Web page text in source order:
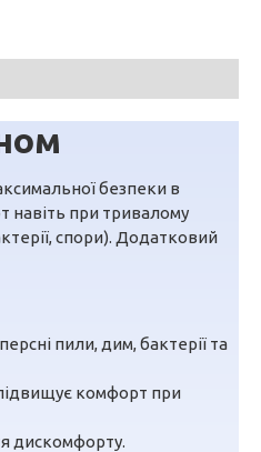
безпеки в
навіть при тривалому
спори). Додатковий
пили, дим, бактерії та
комфорт при
дискомфорту.